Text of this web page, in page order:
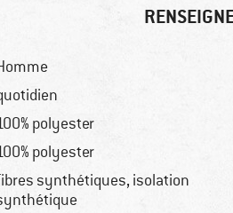
polyester
polyester
synthétiques, isolation